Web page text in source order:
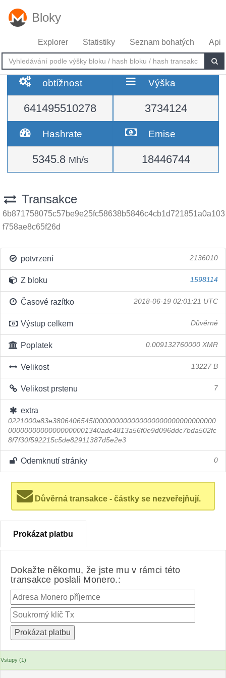
Bloky
Explorer Statistiky Seznam bohatých Api
obtížnost
641495510278
Výška
3734124
Hashrate
5345.8 Mh/s
Emise
18446744
Transakce
6b871758075c57be9e25fc58638b5846c4cb1d721851a0a103
f758ae8c65f26d
potvrzení 2136010
Z bloku 1598114
Časové razítko 2018-06-19 02:01:21 UTC
Výstup celkem Důvěrné
Poplatek 0.009132760000 XMR
Velikost 13227 B
Velikost prstenu 7
extra
0221000a83e3806406545f000000000000000000000000000000
00000000000000000001340adc4813a56f0e9d096ddc7bda502fc
8f7f30f592215c5de82911387d5e2e3
Odemknutí stránky 0
Důvěrná transakce - částky se nezveřejňují.
Prokázat platbu
Dokažte někomu, že jste mu v rámci této
transakce poslali Monero.:
Vstupy (1)